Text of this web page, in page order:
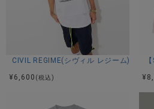
CIVIL REGIME(シヴィル レジーム)R.Y.U
¥ 6,600 (税込)
¥